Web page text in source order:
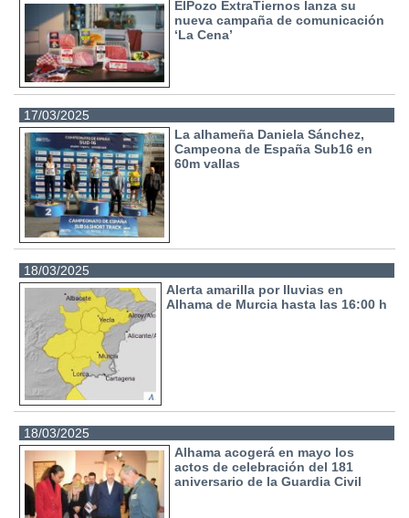
ElPozo ExtraTiernos lanza su
nueva campaña de comunicación
‘La Cena’
17/03/2025
La alhameña Daniela Sánchez,
Campeona de España Sub16 en
60m vallas
18/03/2025
Alerta amarilla por lluvias en
Alhama de Murcia hasta las 16:00 h
18/03/2025
Alhama acogerá en mayo los
actos de celebración del 181
aniversario de la Guardia Civil